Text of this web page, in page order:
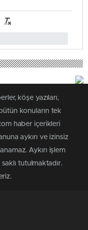
köşe yazıları,
konuların tek
haber içerikleri
aykırı ve izinsiz
Aykırı işlem
tutulmaktadır.